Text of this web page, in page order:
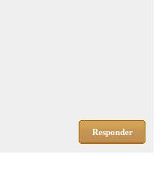
Responder